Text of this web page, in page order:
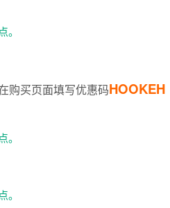
购买页面填写优惠码HOOKEH